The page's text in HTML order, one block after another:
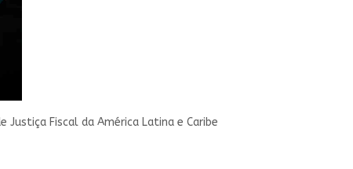
Justiça Fiscal da América Latina e Caribe